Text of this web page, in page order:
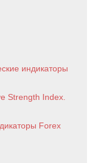
индикаторы
Strength Index.
Forex